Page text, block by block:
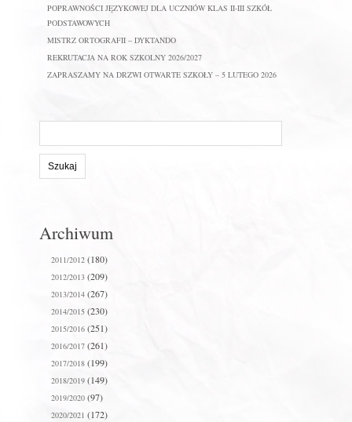
POPRAWNOŚCI JĘZYKOWEJ DLA UCZNIÓW KLAS II-III SZKÓŁ
PODSTAWOWYCH
MISTRZ ORTOGRAFII – DYKTANDO
REKRUTACJA NA ROK SZKOLNY 2026/2027
ZAPRASZAMY NA DRZWI OTWARTE SZKOŁY – 5 LUTEGO 2026
stronie:
Archiwum
2011/2012(180)
2012/2013(209)
2013/2014(267)
2014/2015(230)
2015/2016(251)
2016/2017(261)
2017/2018(199)
2018/2019(149)
2019/2020(97)
2020/2021 (172)